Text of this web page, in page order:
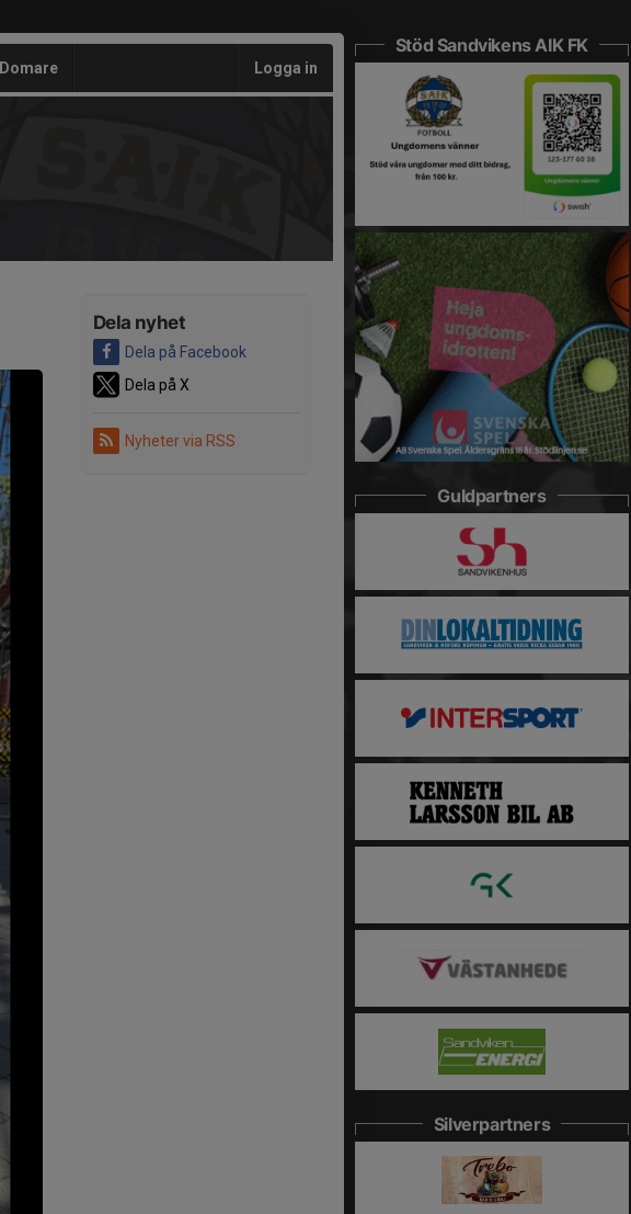
Domare Logga in
Dela nyhet
Dela på Facebook
Dela på X
Nyheter via RSS
Stöd Sandvikens AIK FK
Guldpartners
Silverpartners